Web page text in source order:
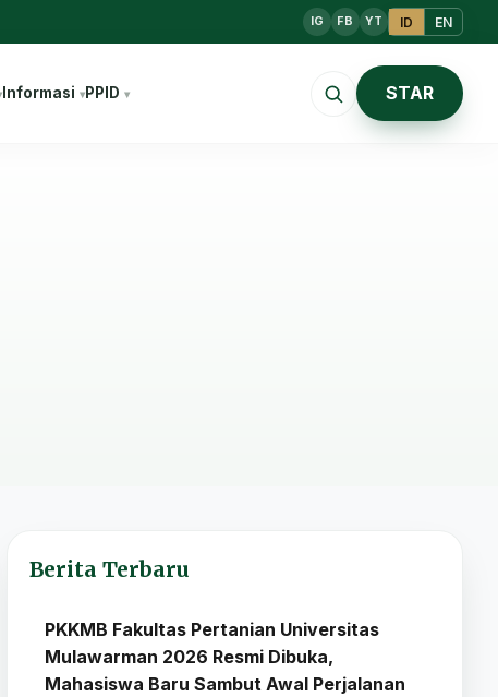
IG FB YT ID EN
Informasi PPID STAR
Berita Terbaru
PKKMB Fakultas Pertanian Universitas
Mulawarman 2026 Resmi Dibuka,
Mahasiswa Baru Sambut Awal Perjalanan